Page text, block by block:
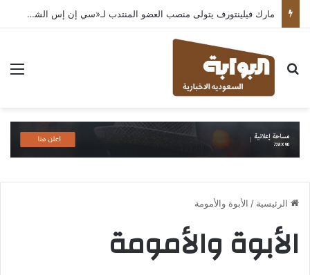
مارك فيلينتورف يتولى منصب العضو المنتدب لـ«سي إن إس الشرق الأوسط» ويشرف على شركات قطاع التكنولوجيا ضمن مجموعة غباش
بحث عن
الرئيسية / الأبوة والأمومة
الأبوة والأمومة